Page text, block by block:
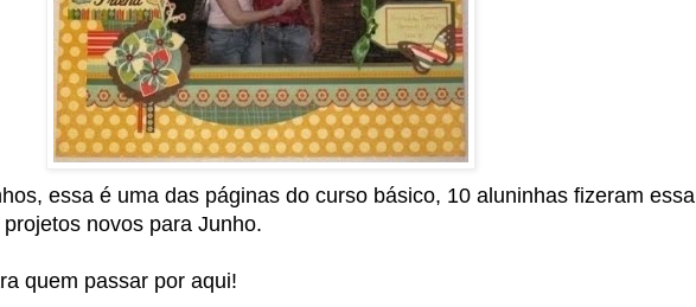
essa é uma das páginas do curso básico, 10 aluninhas fizeram essa
novos para Junho.
quem passar por aqui!